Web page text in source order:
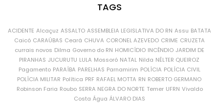
TAGS
ACIDENTE Alcaçuz ASSALTO ASSEMBLEIA LEGISLATIVA DO RN Assu BATATA
Caicó CARAÚBAS Ceará CHUVA CORONEL AZEVEDO CRIME CRUZETA
currais novos Dilma Governo do RN HOMICÍDIO INCÊNDIO JARDIM DE
PIRANHAS JUCURUTU LULA Mossoró NATAL Nilda NÉLTER QUEIROZ
Pagamento PARAÍBA PARELHAS Parnamirim POLÍCIA POLÍCIA CIVIL
POLÍCIA MILITAR Política PRF RAFAEL MOTTA RN ROBERTO GERMANO
Robinson Faria Roubo SERRA NEGRA DO NORTE Temer UFRN Vivaldo
Costa Água ÁLVARO DIAS